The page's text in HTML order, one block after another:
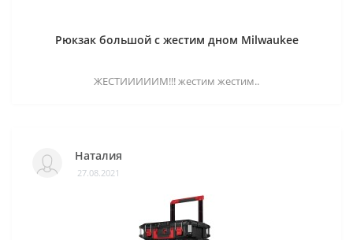
Рюкзак большой с жестим дном Milwaukee
ЖЕСТИИИИИМ!!! жестим жестим..
Наталия
27.08.2021